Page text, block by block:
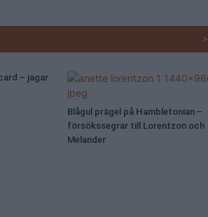
>
– jagar
Blågul prägel på Hambletonian –
försökssegrar till Lorentzon och
Melander